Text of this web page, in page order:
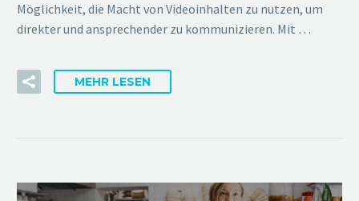
Möglichkeit, die Macht von Videoinhalten zu nutzen, um
direkter und ansprechender zu kommunizieren. Mit …
MEHR LESEN